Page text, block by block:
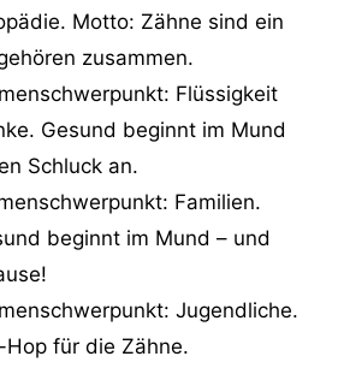
Motto: Zähne sind ein
zusammen.
Flüssigkeit
Gesund beginnt im Mund
Schluck an.
Familien.
beginnt im Mund – und
Jugendliche.
für die Zähne.